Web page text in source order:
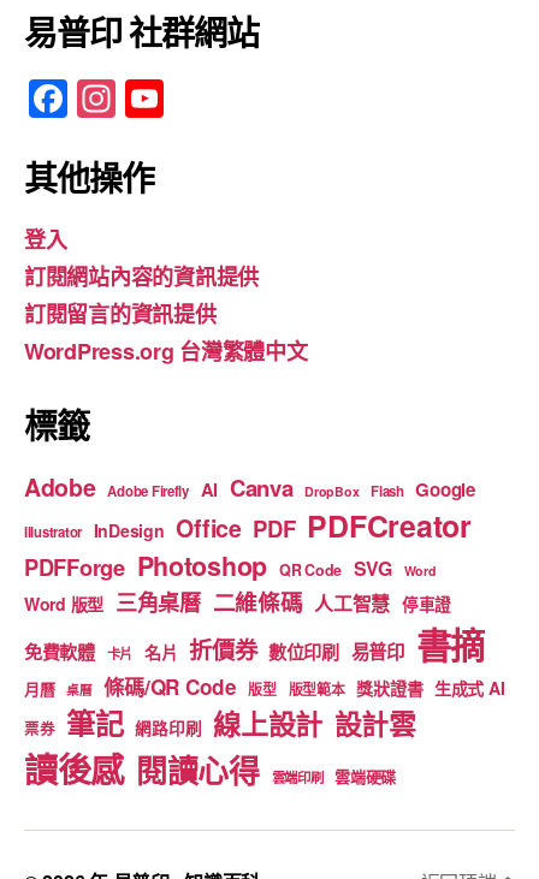
易普印 社群網站
F
c
b
o
o
k
In
a
a
m
u
b
e
其他操作
登入
訂閱網站內容的資訊提供
訂閱留言的資訊提供
WordPress.org 台灣繁體中文
標籤
Adobe Adobe Firefly AI Canva DropBox Flash Google
Illustrator InDesign Office PDF PDFCreator
PDFForge Photoshop QR Code SVG Word
Word 版型 三角桌曆 二維條碼 人工智慧 停車證
免費軟體 卡片 名片 折價券 數位印刷 易普印 書摘
月曆 桌曆 條碼/QR Code 版型 版型範本 獎狀證書 生成式 AI
票券 筆記 網路印刷 線上設計 設計雲
讀後感 閱讀心得 雲端印刷 雲端硬碟